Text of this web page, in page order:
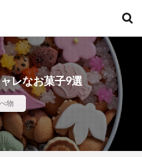
レなお菓子9選
物
索